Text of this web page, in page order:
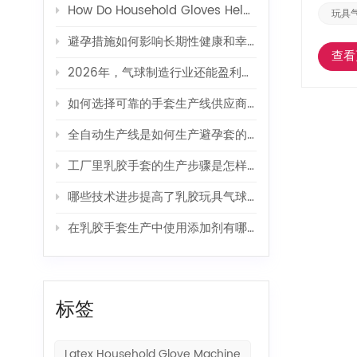
玩具
查
How Do Household Gloves Help Protect Your Hands from Harsh Cleaning Agents?
避孕措施如何影响长期性健康和幸福感？
2026年，气球制造行业还能盈利吗？
如何选择可靠的手套生产线供应商？
全自动生产线是如何生产避孕套的？
工厂里乳胶手套的生产步骤是怎样的？
哪些技术进步提高了乳胶玩具气球的生产效率？
在乳胶手套生产中使用添加剂有哪些好处？
标签